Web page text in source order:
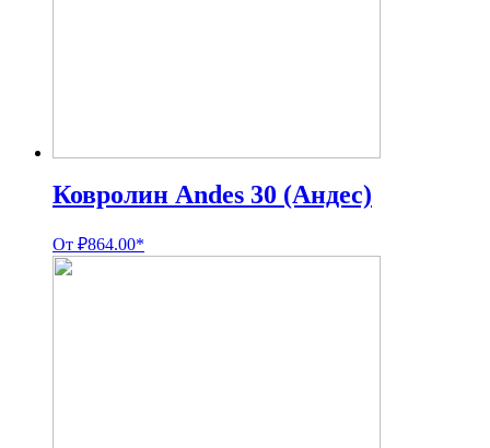
Ковролин Andes 30 (Андес)
От ₽864.00*